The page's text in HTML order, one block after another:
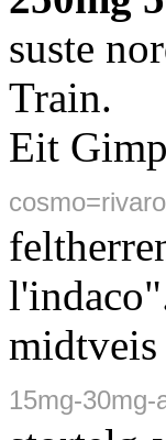
suste
Train.
Eit
15mg-30mg-